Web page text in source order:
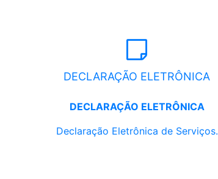
DECLARAÇÃO ELETRÔNICA
DECLARAÇÃO ELETRÔNICA
Declaração Eletrônica de Serviços.